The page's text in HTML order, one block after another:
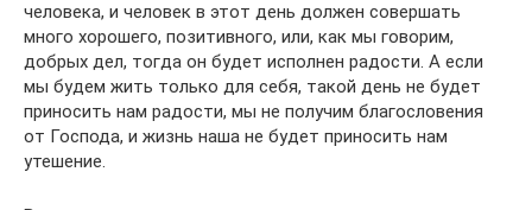
человека, и человек в этот день должен совершать
много хорошего, позитивного, или, как мы говорим,
добрых дел, тогда он будет исполнен радости. А если
мы будем жить только для себя, такой день не будет
приносить нам радости, мы не получим благословения
от Господа, и жизнь наша не будет приносить нам
утешение.